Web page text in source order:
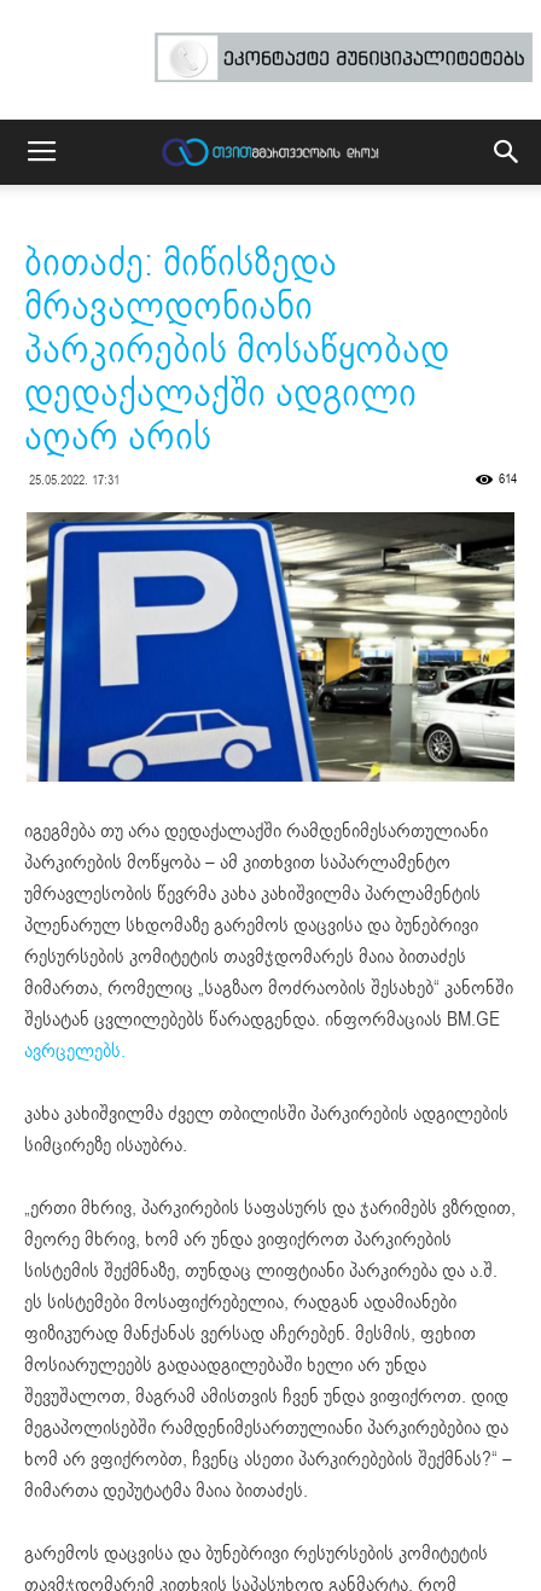
ბითაძე: მიწისზედა
მრავალდონიანი
პარკირების მოსაწყობად
დედაქალაქში ადგილი
აღარ არის
25.05.2022. 17:31 614
იგეგმება თუ არა დედაქალაქში რამდენიმესართულიანი
პარკირების მოწყობა – ამ კითხვით საპარლამენტო
უმრავლესობის წევრმა კახა კახიშვილმა პარლამენტის
პლენარულ სხდომაზე გარემოს დაცვისა და ბუნებრივი
რესურსების კომიტეტის თავმჯდომარეს მაია ბითაძეს
მიმართა, რომელიც „საგზაო მოძრაობის შესახებ“ კანონში
შესატან ცვლილებებს წარადგენდა. ინფორმაციას BM.GE
ავრცელებს.
კახა კახიშვილმა ძველ თბილისში პარკირების ადგილების
სიმცირეზე ისაუბრა.
„ერთი მხრივ, პარკირების საფასურს და ჯარიმებს ვზრდით,
მეორე მხრივ, ხომ არ უნდა ვიფიქროთ პარკირების
სისტემის შექმნაზე, თუნდაც ლიფტიანი პარკირება და ა.შ.
ეს სისტემები მოსაფიქრებელია, რადგან ადამიანები
ფიზიკურად მანქანას ვერსად აჩერებენ. მესმის, ფეხით
მოსიარულეებს გადაადგილებაში ხელი არ უნდა
შევუშალოთ, მაგრამ ამისთვის ჩვენ უნდა ვიფიქროთ. დიდ
მეგაპოლისებში რამდენიმესართულიანი პარკირებებია და
ხომ არ ვფიქრობთ, ჩვენც ასეთი პარკირებების შექმნას?“ –
მიმართა დეპუტატმა მაია ბითაძეს.
გარემოს დაცვისა და ბუნებრივი რესურსების კომიტეტის
თავმჯდომარემ კითხვის საპასუხოდ განმარტა, რომ